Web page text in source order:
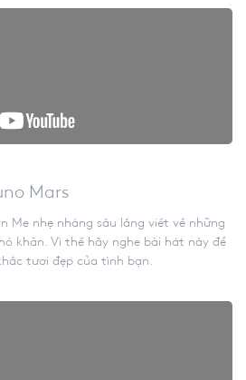
Mars
Me nhẹ nhàng sâu lắng viết về những
khăn. Vì thế hãy nghe bài hát này để
tươi đẹp của tình bạn.